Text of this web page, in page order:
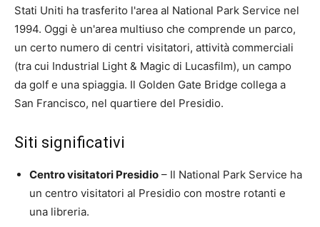
Stati Uniti ha trasferito l'area al National Park Service nel
1994. Oggi è un'area multiuso che comprende un parco,
un certo numero di centri visitatori, attività commerciali
(tra cui Industrial Light & Magic di Lucasfilm), un campo
da golf e una spiaggia. Il Golden Gate Bridge collega a
San Francisco, nel quartiere del Presidio.
Siti significativi
Centro visitatori Presidio – Il National Park Service ha
un centro visitatori al Presidio con mostre rotanti e
una libreria.